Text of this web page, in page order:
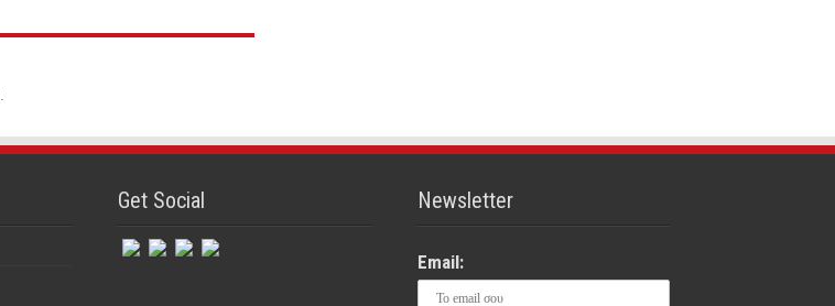
Get Social Newsletter
Email: